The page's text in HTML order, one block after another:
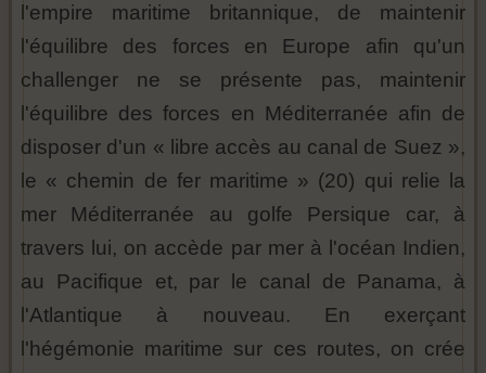
l'empire maritime britannique, de maintenir
l'équilibre des forces en Europe afin qu'un
challenger ne se présente pas, maintenir
l'équilibre des forces en Méditerranée afin de
disposer d'un « libre accès au canal de Suez »,
le « chemin de fer maritime » (20) qui relie la
mer Méditerranée au golfe Persique car, à
travers lui, on accède par mer à l'océan Indien,
au Pacifique et, par le canal de Panama, à
l'Atlantique à nouveau. En exerçant
l'hégémonie maritime sur ces routes, on crée